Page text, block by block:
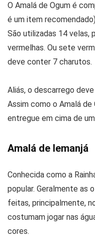
O Amalá de Ogum é
é um item
São utilizadas 14 velas,
vermelhas. Ou sete
deve conter 7 charutos.
Aliás, o descarrego
Assim como o Amalá
entregue em cima de
Amalá de Iemanjá
Conhecida como a
popular. Geralmente as
feitas, principalmente,
costumam jogar nas
cores.